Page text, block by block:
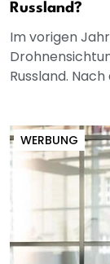
Russland?
Im vorigen
Russland.
WERBUNG